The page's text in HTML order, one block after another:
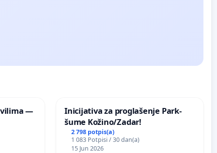
—
Inicijativa za proglašenje Park-
šume Kožino/Zadar!
2 798 potpis(a)
1 083 Potpisi / 30 dan(a)
15 Jun 2026